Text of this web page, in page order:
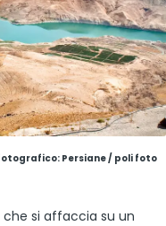
Persiane / poli foto
che si affaccia su un